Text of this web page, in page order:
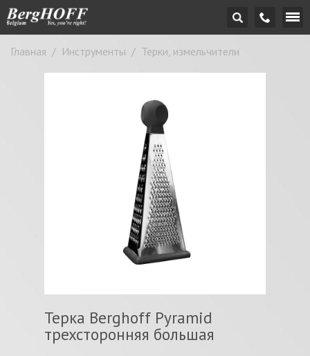
Главная / Инструменты / Терки, измельчители
Терка Berghoff Pyramid
трехсторонняя большая